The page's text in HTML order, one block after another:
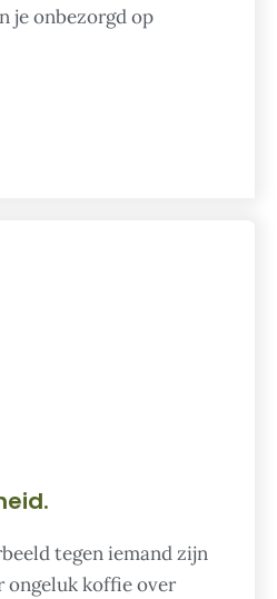
je onbezorgd op
tegen iemand zijn
ongeluk koffie over